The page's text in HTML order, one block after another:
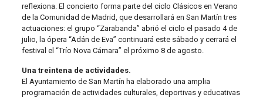
reflexiona. El concierto forma parte del ciclo Clásicos en Verano
de la Comunidad de Madrid, que desarrollará en San Martín tres
actuaciones: el grupo “Zarabanda” abrió el ciclo el pasado 4 de
julio, la ópera “Adán de Eva” continuará este sábado y cerrará el
festival el “Trío Nova Cámara” el próximo 8 de agosto.
Una treintena de actividades.
El Ayuntamiento de San Martín ha elaborado una amplia
programación de actividades culturales, deportivas y educativas